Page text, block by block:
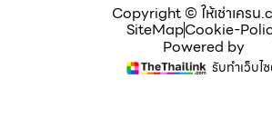
Copyright © ให้เช่าเครน
SiteMapCookie-
Powered by
รับทำเว็บไ